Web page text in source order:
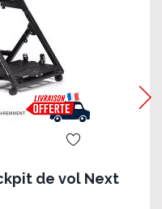
de vol Next